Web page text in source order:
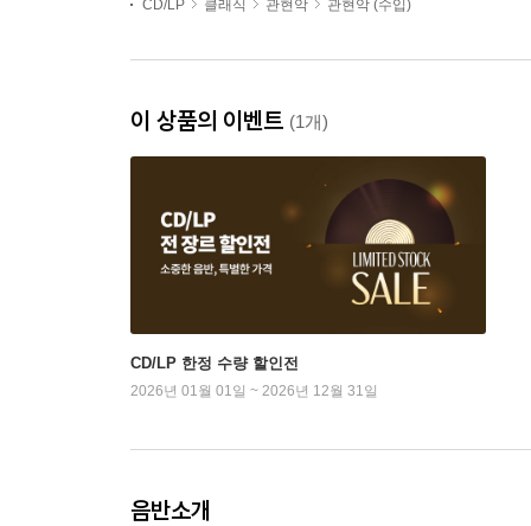
CD/LP 클래식 관현악 관현악 (수입)
이 상품의 이벤트 (1개)
CD/LP 한정 수량 할인전
2026년 01월 01일 ~ 2026년 12월 31일
음반소개